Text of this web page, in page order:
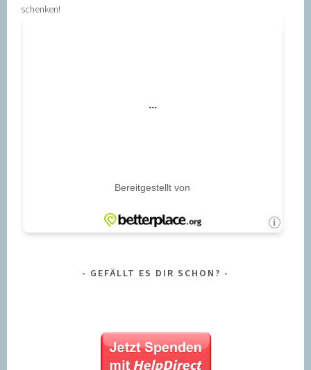
schenken!
GEFÄLLT ES DIR SCHON?